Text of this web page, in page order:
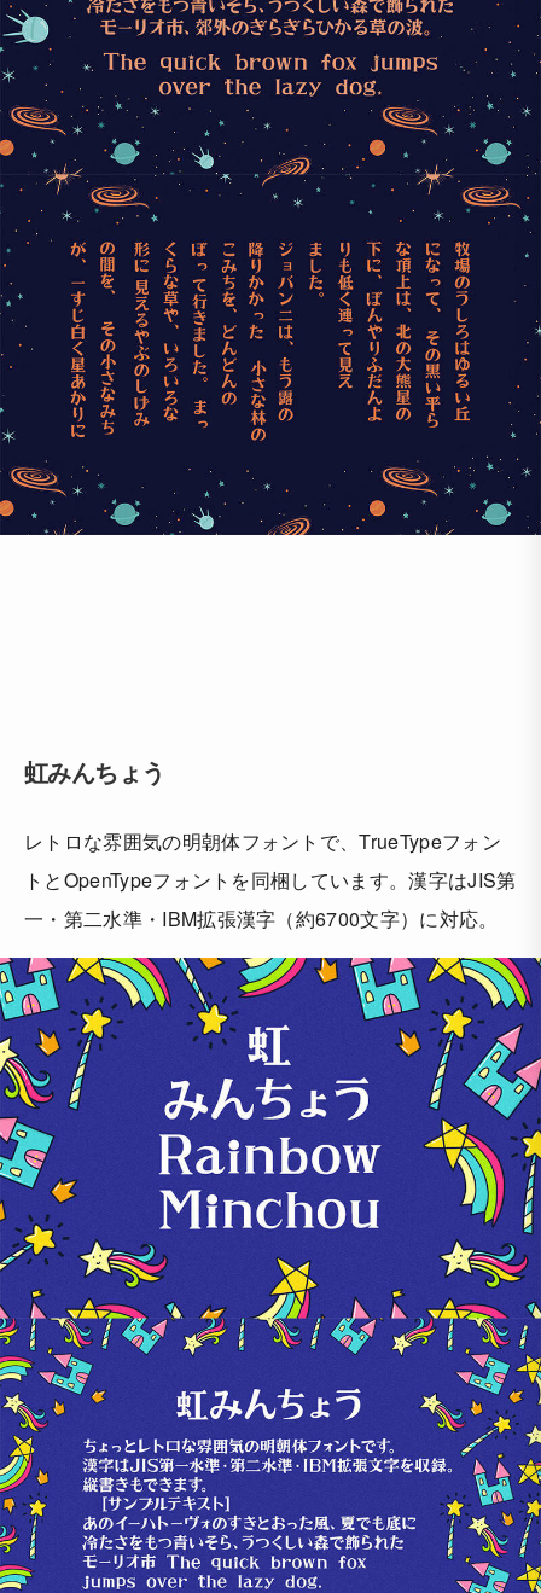
虹みんちょう
レトロな雰囲気の明朝体フォントで、TrueTypeフォン
トとOpenTypeフォントを同梱しています。漢字はJIS第
一・第二水準・IBM拡張漢字（約6700文字）に対応。